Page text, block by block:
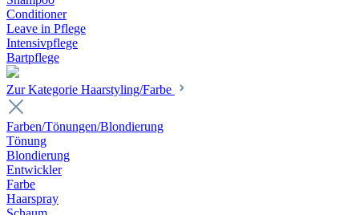
Conditioner
Leave in Pflege
Intensivpflege
Bartpflege
Zur Kategorie Haarstyling/Farbe
Farben/Tönungen/Blondierung
Tönung
Blondierung
Entwickler
Farbe
Haarspray